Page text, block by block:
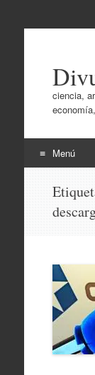
ciencia,
Menú
contenido